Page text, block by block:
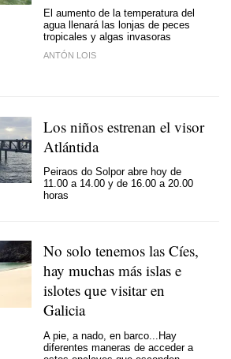
El aumento de la temperatura del
agua llenará las lonjas de peces
tropicales y algas invasoras
ANTÓN LOIS
Los niños estrenan el visor
Atlántida
Peiraos do Solpor abre hoy de
11.00 a 14.00 y de 16.00 a 20.00
horas
No solo tenemos las Cíes,
hay muchas más islas e
islotes que visitar en
Galicia
A pie, a nado, en barco...Hay
diferentes maneras de acceder a